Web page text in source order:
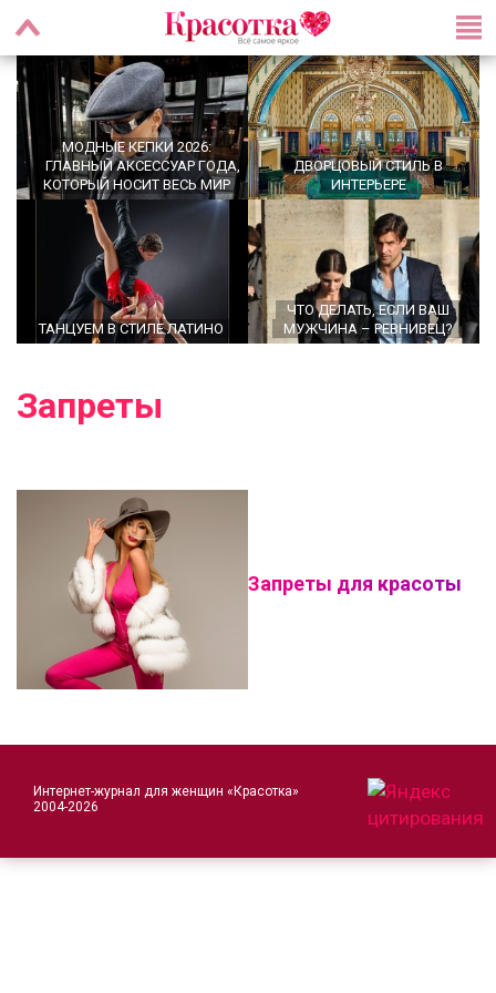
МОДНЫЕ КЕПКИ 2026:
ГЛАВНЫЙ АКСЕССУАР ГОДА,
КОТОРЫЙ НОСИТ ВЕСЬ МИР
ДВОРЦОВЫЙ СТИЛЬ В
ИНТЕРЬЕРЕ
ТАНЦУЕМ В СТИЛЕ ЛАТИНО
ЧТО ДЕЛАТЬ, ЕСЛИ ВАШ
МУЖЧИНА – РЕВНИВЕЦ?
Запреты
Запреты для красоты
Интернет-журнал для женщин «Красотка»
2004-2026